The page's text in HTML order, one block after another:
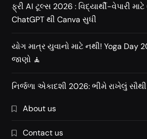
ફ્રી AI ટૂલ્સ 2026 : વિદ્યાર્થી-વેપારી
ChatGPT થી Canva સુધી
યોગ માત્ર યુવાનો માટે નથી! Yoga Day
જાણો 🧘
નિર્જળા એકાદશી 2026: ભીમે રાખેલું
About us
Contact us